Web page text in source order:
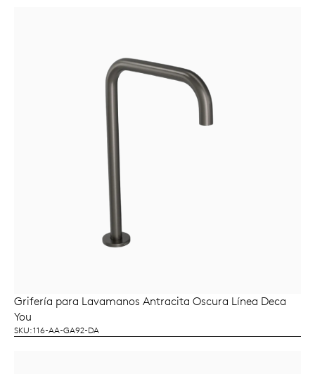
LEER MÁS
Grifería para Lavamanos Antracita Oscura Línea Deca
You
SKU: 116-AA-GA92-DA